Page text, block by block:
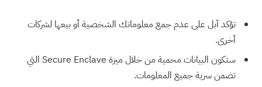
تؤكد آبل على عدم جمع معلوماتك الشخصية أو بيعها لشركات
أخرى.
ستكون البيانات محمية من خلال ميزة Secure Enclave التي
تضمن سرية جميع المعلومات.